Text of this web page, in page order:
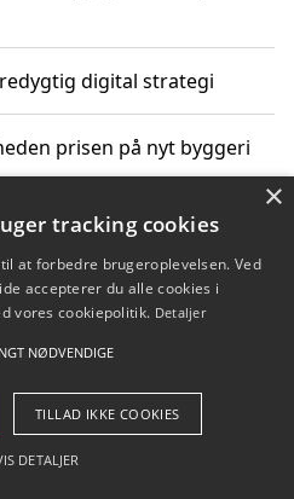
digital strategi
prisen på nyt byggeri
uden binding
- Pilanto Aps
Blog Betingelser
×
tracking cookies
at forbedre brugeroplevelsen. Ved
accepterer du alle cookies i
vores cookiepolitik. Detaljer
NØDVENDIGE
TILLAD IKKE COOKIES
DETALJER